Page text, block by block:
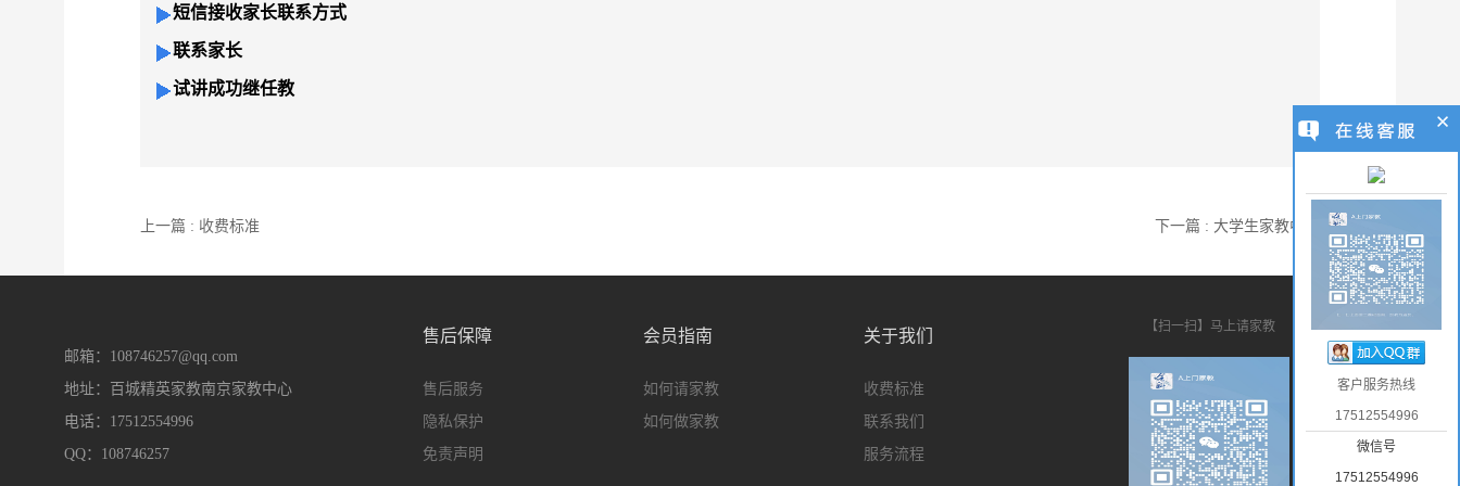
短信接收家长联系方式
联系家长
试讲成功继任教
上一篇 : 收费标准 下一篇 : 大学生家教中心
邮箱：108746257@qq.com
地址：百城精英家教南京家教中心
电话：17512554996
QQ：108746257
售后保障
售后服务
隐私保护
免责声明
会员指南
如何请家教
如何做家教
关于我们
收费标准
联系我们
服务流程
【扫一扫】马上请家教
客户服务热线
17512554996
微信号
17512554996